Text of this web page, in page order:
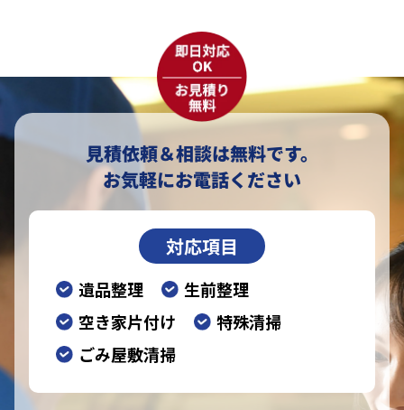
見積依頼＆相談は無料です。
お気軽にお電話ください
対応項目
遺品整理
生前整理
空き家片付け
特殊清掃
ごみ屋敷清掃